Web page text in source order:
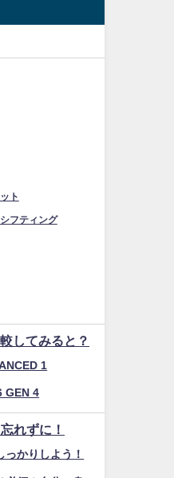
ト
フティング
してみると？
1
GEN 4
れずに！
っかりしよう！